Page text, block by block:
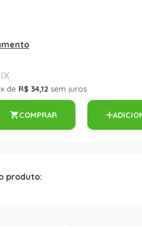
de R$ 34,12 sem juros
COMPRAR
produto: